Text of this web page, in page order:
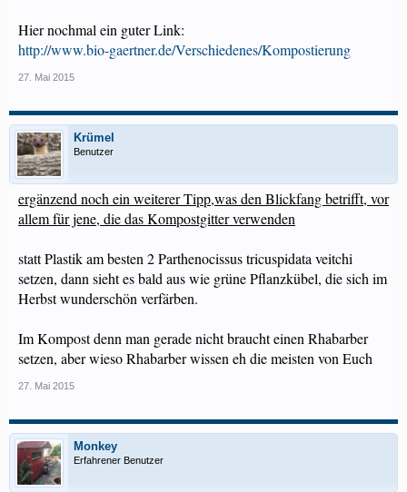
Hier nochmal ein guter Link:
http://www.bio-gaertner.de/Verschiedenes/Kompostierung
27. Mai 2015
Krümel
Benutzer
ergänzend noch ein weiterer Tipp,was den Blickfang betrifft, vor
allem für jene, die das Kompostgitter verwenden
statt Plastik am besten 2 Parthenocissus tricuspidata veitchi
setzen, dann sieht es bald aus wie grüne Pflanzkübel, die sich im
Herbst wunderschön verfärben.
Im Kompost denn man gerade nicht braucht einen Rhabarber
setzen, aber wieso Rhabarber wissen eh die meisten von Euch
27. Mai 2015
Monkey
Erfahrener Benutzer